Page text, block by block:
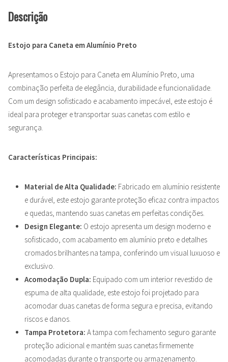
Descrição
Estojo para Caneta em Alumínio Preto
Apresentamos o Estojo para Caneta em Alumínio Preto, uma
combinação perfeita de elegância, durabilidade e funcionalidade.
Com um design sofisticado e acabamento impecável, este estojo é
ideal para proteger e transportar suas canetas com estilo e
segurança.
Características Principais:
Material de Alta Qualidade: Fabricado em alumínio resistente
e durável, este estojo garante proteção eficaz contra impactos
e quedas, mantendo suas canetas em perfeitas condições.
Design Elegante: O estojo apresenta um design moderno e
sofisticado, com acabamento em alumínio preto e detalhes
cromados brilhantes na tampa, conferindo um visual luxuoso e
exclusivo.
Acomodação Dupla: Equipado com um interior revestido de
espuma de alta qualidade, este estojo foi projetado para
acomodar duas canetas de forma segura e precisa, evitando
riscos e danos.
Tampa Protetora: A tampa com fechamento seguro garante
proteção adicional e mantém suas canetas firmemente
acomodadas durante o transporte ou armazenamento.